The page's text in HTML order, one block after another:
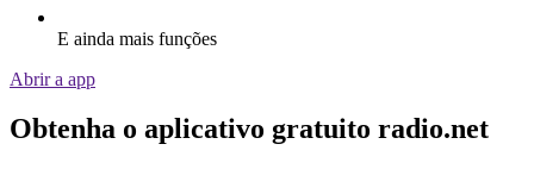
E ainda mais funções
Abrir a app
Obtenha o aplicativo gratuito radio.net